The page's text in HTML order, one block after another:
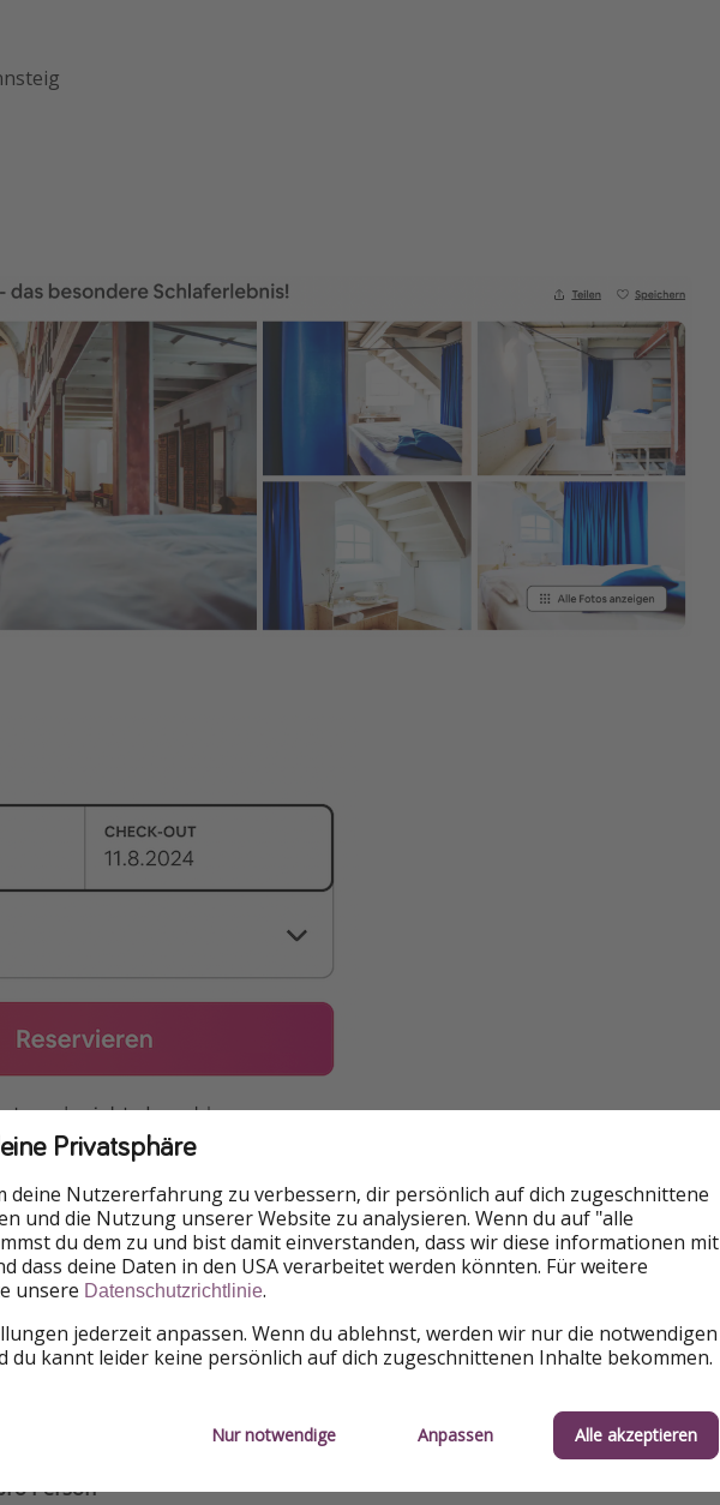
Person
Privatsphäre
deine Nutzererfahrung zu verbessern, dir persönlich auf dich zugeschnittene
und die Nutzung unserer Website zu analysieren. Wenn du auf "alle
du dem zu und bist damit einverstanden, dass wir diese informationen mit
dass deine Daten in den USA verarbeitet werden könnten. Für weitere
unsere Datenschutzrichtlinie.
jederzeit anpassen. Wenn du ablehnst, werden wir nur die notwendigen
du kannt leider keine persönlich auf dich zugeschnittenen Inhalte bekommen.
Nur notwendige Anpassen Alle akzeptieren